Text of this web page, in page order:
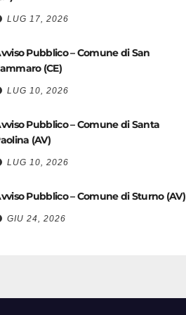
LUG 17, 2026
Pubblico – Comune di San
(CE)
LUG 10, 2026
Pubblico – Comune di Santa
(AV)
LUG 10, 2026
Pubblico – Comune di Sturno (AV)
GIU 24, 2026